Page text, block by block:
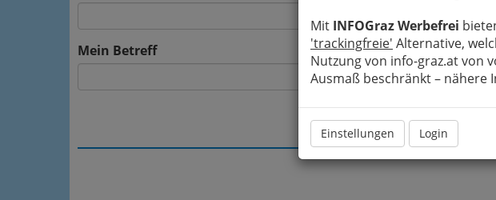
Mit INFOGraz Werbefrei
'trackingfreie' Alternative,
Nutzung von info-graz.at von
Ausmaß beschränkt – nähere
Einstellungen Login
Mein Betreff